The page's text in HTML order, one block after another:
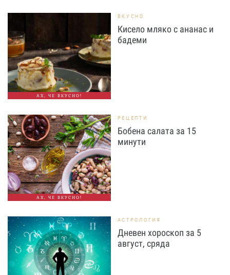
АХ, ЧЕ ВКУСНО!
ВКУСНО
Кисело мляко с ананас и
бадеми
АХ, ЧЕ ВКУСНО!
РЕЦЕПТИ
Бобена салата за 15
минути
АСТРОЛОГИЯ
Дневен хороскоп за 5
август, сряда